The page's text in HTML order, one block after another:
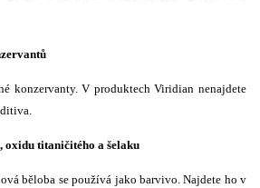
konzervanty. V produktech Viridian nenajdete
oxidu titaničitého a šelaku
běloba se používá jako barvivo. Najdete ho v